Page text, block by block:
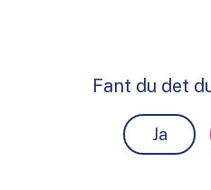
Fant du det
Ja